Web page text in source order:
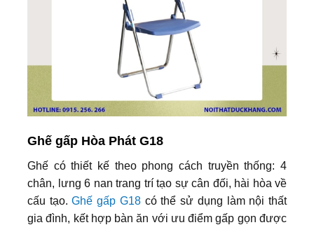
Ghế gấp Hòa Phát G18
Ghế có thiết kế theo phong cách truyền thống: 4
chân, lưng 6 nan trang trí tạo sự cân đối, hài hòa về
cấu tạo. Ghế gấp G18có thể sử dụng làm nội thất
gia đình, kết hợp bàn ăn với ưu điểm gấp gọn được